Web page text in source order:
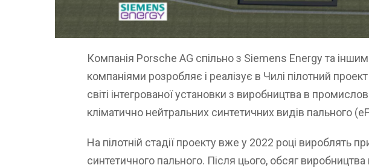
Компанія Porsche AG спільно з Siemens Energy та
компаніями розробляє і реалізує в Чилі пілотний
світі інтегрованої установки з виробництва в
кліматично нейтральних синтетичних видів пального
На пілотній стадії проекту вже у 2022 році вироблять
синтетичного пального. Після цього, обсяг